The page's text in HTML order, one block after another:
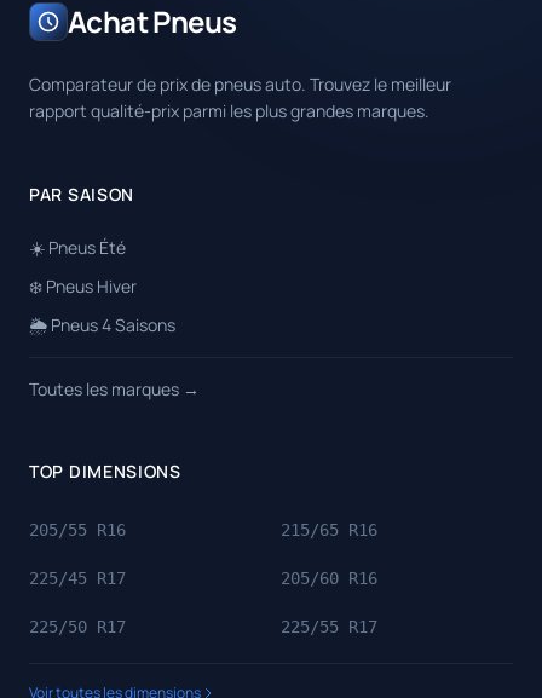
Achat Pneus
Comparateur de prix de pneus auto. Trouvez le meilleur
rapport qualité-prix parmi les plus grandes marques.
PAR SAISON
☀️ Pneus Été
❄️ Pneus Hiver
🌦️ Pneus 4 Saisons
Toutes les marques →
TOP DIMENSIONS
205/55 R16 215/65 R16
225/45 R17 205/60 R16
225/50 R17 225/55 R17
Voir toutes les dimensions